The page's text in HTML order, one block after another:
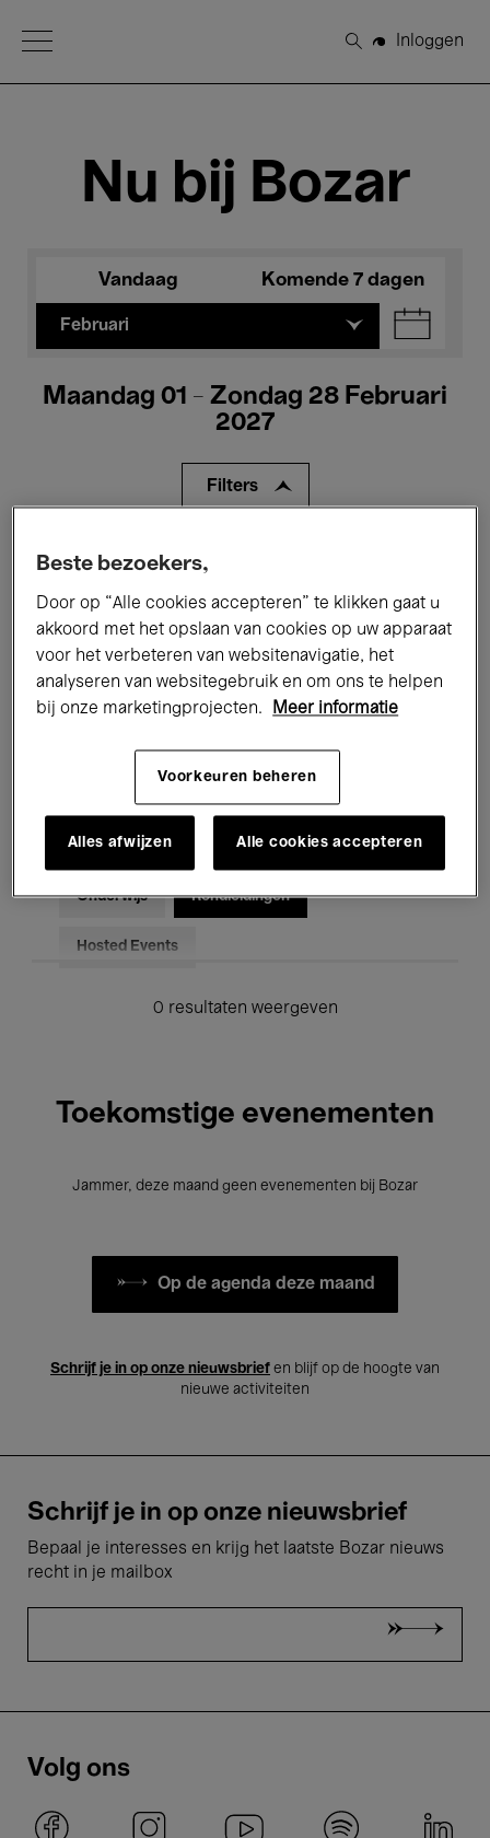
Open Menu
Zoeken
Inloggen
Nu bij Bozar
Vandaag Komende 7 dagen
Februari
Maandag 01 - Zondag 28 Februari
2027
Filters
Alle evenementen
Tentoonstellingen Films
Performances Lezingen & Debatten
Jazz Klassieke Muziek Global Music
Voor iedereen Kids’ Palace
Onderwijs Rondleidingen
Hosted Events
0 resultaten weergeven
Toekomstige evenementen
Jammer, deze maand geen evenementen bij Bozar
Op de agenda deze maand
Schrijf je in op onze nieuwsbrief en blijf op de hoogte van
nieuwe activiteiten
Schrijf je in op onze nieuwsbrief
Bepaal je interesses en krijg het laatste Bozar nieuws
recht in je mailbox
Volg ons
Beste bezoekers,
Door op “Alle cookies accepteren” te klikken gaat u
akkoord met het opslaan van cookies op uw apparaat
voor het verbeteren van websitenavigatie, het
analyseren van websitegebruik en om ons te helpen
bij onze marketingprojecten.
Meer informatie
Voorkeuren beheren
Alles afwijzen Alle cookies accepteren